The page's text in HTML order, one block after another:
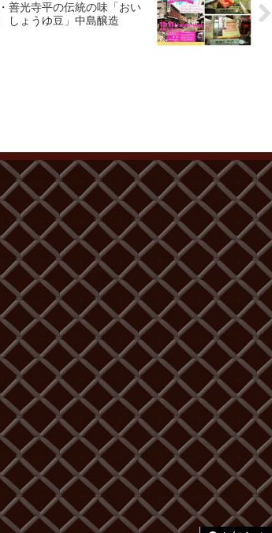
善光寺平の伝統の味「おい
しょうゆ豆」中島醸造